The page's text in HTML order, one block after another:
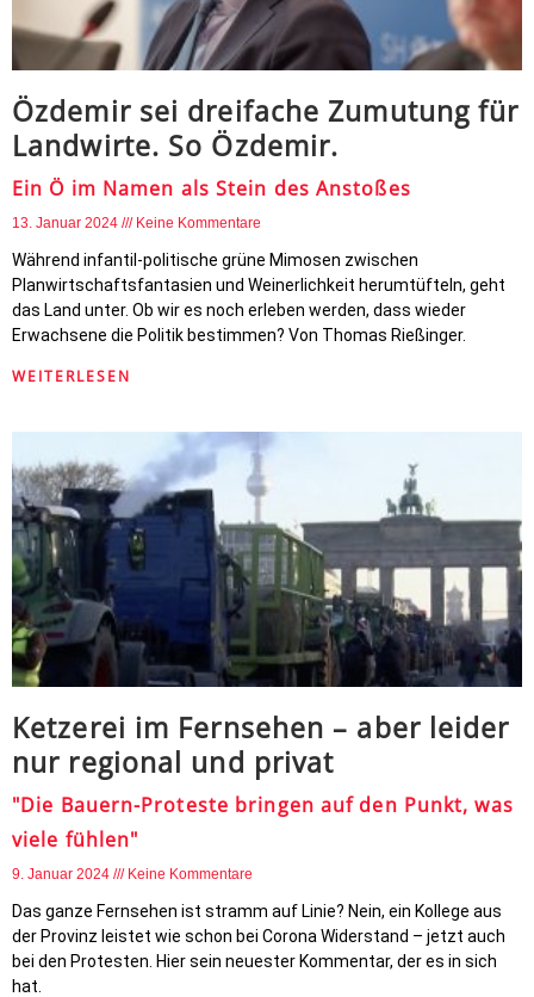
Özdemir sei dreifache Zumutung für
Landwirte. So Özdemir.
Ein Ö im Namen als Stein des Anstoßes
13. Januar 2024 Keine Kommentare
Während infantil-politische grüne Mimosen zwischen
Planwirtschaftsfantasien und Weinerlichkeit herumtüfteln, geht
das Land unter. Ob wir es noch erleben werden, dass wieder
Erwachsene die Politik bestimmen? Von Thomas Rießinger.
WEITERLESEN
Ketzerei im Fernsehen – aber leider
nur regional und privat
"Die Bauern-Proteste bringen auf den Punkt, was
viele fühlen"
9. Januar 2024 Keine Kommentare
Das ganze Fernsehen ist stramm auf Linie? Nein, ein Kollege aus
der Provinz leistet wie schon bei Corona Widerstand – jetzt auch
bei den Protesten. Hier sein neuester Kommentar, der es in sich
hat.